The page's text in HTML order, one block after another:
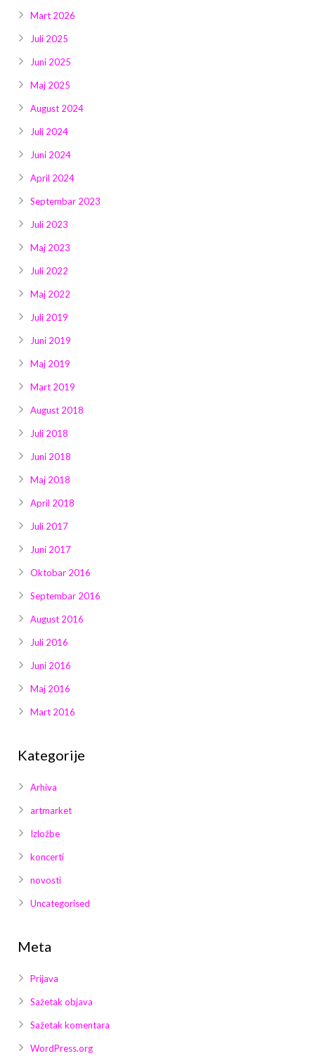
Mart 2026
Juli 2025
Juni 2025
Maj 2025
August 2024
Juli 2024
Juni 2024
April 2024
Septembar 2023
Juli 2023
Maj 2023
Juli 2022
Maj 2022
Juli 2019
Juni 2019
Maj 2019
Mart 2019
August 2018
Juli 2018
Juni 2018
Maj 2018
April 2018
Juli 2017
Juni 2017
Oktobar 2016
Septembar 2016
August 2016
Juli 2016
Juni 2016
Maj 2016
Mart 2016
Kategorije
Arhiva
artmarket
Izložbe
koncerti
novosti
Uncategorised
Meta
Prijava
Sažetak objava
Sažetak komentara
WordPress.org